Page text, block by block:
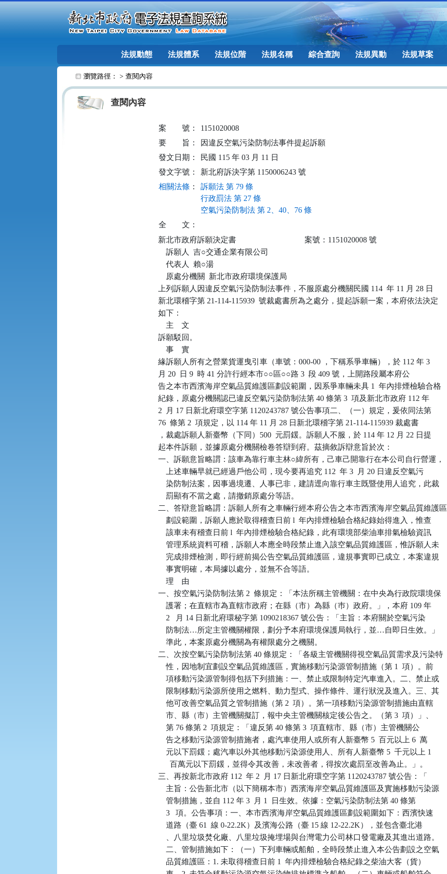
:::
法規動態 法規體系 法規位階 法規名稱 綜合查詢 法規異動 法規草案
瀏覽路徑： > 查閱內容
查閱內容
案 號：
1151020008
要
旨：
因違反空氣污染防制法事件提起訴願
發文日期：
民國 115 年 03 月 11 日
發文字號：
新北府訴決字第 1150006243 號
相關法條 ：
訴願法 第 79 條
行政罰法 第 27 條
空氣污染防制法 第 2、40、76 條
全
文：
新北市政府訴願決定書                                   案號：1151020008 號
    訴願人  吉○交通企業有限公司
    代表人  賴○湯
    原處分機關  新北市政府環境保護局
上列訴願人因違反空氣污染防制法事件，不服原處分機關民國 114  年 11 月 28 日
新北環稽字第 21-114-115939  號裁處書所為之處分，提起訴願一案，本府依法決定
如下：
    主    文
訴願駁回。
    事    實
緣訴願人所有之營業貨運曳引車（車號：000-00 ，下稱系爭車輛），於 112 年 3
月 20  日 9  時 41 分許行經本市○○區○○路 3  段 409 號，上開路段屬本府公
告之本市西濱海岸空氣品質維護區劃設範圍，因系爭車輛未具 1  年內排煙檢驗合格
紀錄，原處分機關認已違反空氣污染防制法第 40 條第 3  項及新北市政府 112 年
2  月 17 日新北府環空字第 1120243787 號公告事項二、（一）規定，爰依同法第
76  條第 2  項規定，以 114 年 11 月 28 日新北環稽字第 21-114-115939 裁處書
，裁處訴願人新臺幣（下同）500  元罰鍰。訴願人不服，於 114 年 12 月 22 日提
起本件訴願，並據原處分機關檢卷答辯到府。茲摘敘訴辯意旨於次：
一、訴願意旨略謂：該車為靠行車主林○緯所有，己車己開靠行在本公司自行營運，
    上述車輛早就已經過戶他公司，現今要再追究 112  年 3  月 20 日違反空氣污
    染防制法案，因事過境遷、人事已非，建請逕向靠行車主既暨使用人追究，此裁
    罰顯有不當之處，請撤銷原處分等語。
二、答辯意旨略謂：訴願人所有之車輛行經本府公告之本市西濱海岸空氣品質維護區
    劃設範圍，訴願人應於取得稽查日前 l  年內排煙檢驗合格紀錄始得進入，惟查
    該車未有稽查日前 l  年內排煙檢驗合格紀錄，此有環境部柴油車排氣檢驗資訊
    管理系統資料可稽，訴願人本應全時段禁止進入該空氣品質維護區，惟訴願人未
    完成排煙檢測，即行經前揭公告空氣品質維護區，違規事實即已成立，本案違規
    事實明確，本局據以處分，並無不合等語。
    理    由
一、按空氣污染防制法第 2  條規定：「本法所稱主管機關：在中央為行政院環境保
    護署；在直轄市為直轄市政府；在縣（市）為縣（巿）政府。」，本府 109 年
    2   月 14 日新北府環秘字第 1090218367 號公告：「主旨：本府關於空氣污染
    防制法…所定主管機關權限，劃分予本府環境保護局執行，並…自即日生效。」
    準此，本案原處分機關為有權限處分之機關。
二、次按空氣污染防制法第 40 條規定：「各級主管機關得視空氣品質需求及污染特
    性，因地制宜劃設空氣品質維護區，實施移動污染源管制措施（第 1  項）。前
    項移動污染源管制得包括下列措施：一、禁止或限制特定汽車進入。二、禁止或
    限制移動污染源所使用之燃料、動力型式、操作條件、運行狀況及進入。三、其
    他可改善空氣品質之管制措施（第 2  項）。第一項移動污染源管制措施由直轄
    市、縣（市）主管機關擬訂，報中央主管機關核定後公告之。（第 3  項）」、
    第 76 條第 2  項規定：「違反第 40 條第 3  項直轄市、縣（市）主管機關公
    告之移動污染源管制措施者，處汽車使用人或所有人新臺幣 5  百元以上 6  萬
    元以下罰鍰；處汽車以外其他移動污染源使用人、所有人新臺幣 5  千元以上 1
      百萬元以下罰鍰，並得令其改善，未改善者，得按次處罰至改善為止。」。
三、再按新北市政府 112  年 2  月 17 日新北府環空字第 1120243787 號公告：「
    主旨：公告新北市（以下簡稱本市）西濱海岸空氣品質維護區及實施栘動污染源
    管制措施，並自 112 年 3  月 1  日生效。依據：空氣污染防制法第 40 條第
    3   項。公告事項：一、本市西濱海岸空氣品質維護區劃設範圍如下：西濱快速
    道路（臺 61  線 0-22.2K）及濱海公路（臺 15 線 12-22.2K），並包含臺北港
    、八里垃圾焚化廠、八里垃圾掩埋場與台灣電力公司林口發電廠及其進出道路。
    二、管制措施如下：（一）下列車輛或船舶，全時段禁止進入本公告劃設之空氣
    品質維護區：1. 未取得稽查日前 1  年內排煙檢驗合格紀錄之柴油大客（貨）